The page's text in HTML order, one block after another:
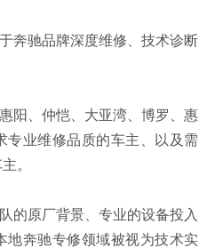
奔驰品牌深度维修、技术诊断
阳、仲恺、大亚湾、博罗、惠
专业维修品质的车主、以及需
。
的原厂背景、专业的设备投入
地奔驰专修领域被视为技术实